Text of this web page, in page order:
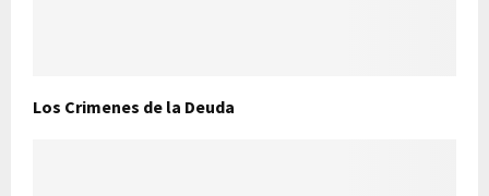
Los Crimenes de la Deuda